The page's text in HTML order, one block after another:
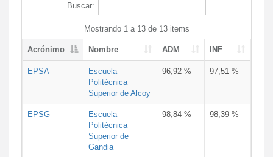
Buscar:
Mostrando 1 a 13 de 13 items
Acrónimo Nombre ADM INF
EPSA
Escuela
Politécnica
Superior de Alcoy
96,92 % 97,51 %
EPSG
Escuela
Politécnica
Superior de
Gandia
98,84 % 98,39 %